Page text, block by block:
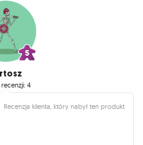
4
Recenzja klienta, który nabył ten produkt